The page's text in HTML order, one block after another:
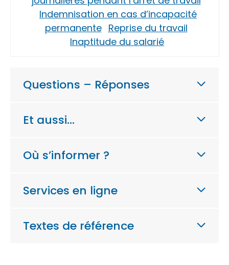
Indemnisation en cas d’incapacité
permanente Reprise du travail
Inaptitude du salarié
Questions – Réponses
Et aussi…
Où s’informer ?
Services en ligne
Textes de référence